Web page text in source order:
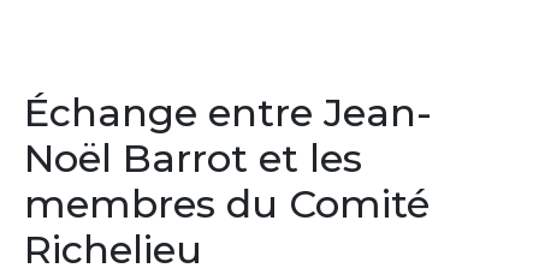
Échange entre Jean-
Noël Barrot et les
membres du Comité
Richelieu